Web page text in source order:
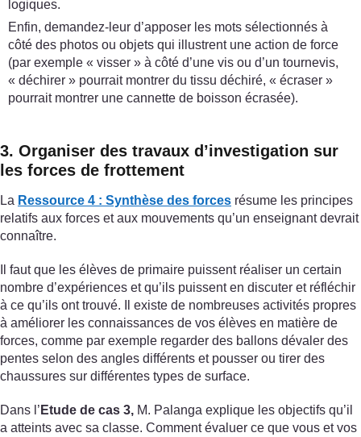
logiques.
Enfin, demandez-leur d’apposer les mots sélectionnés à
côté des photos ou objets qui illustrent une action de force
(par exemple « visser » à côté d’une vis ou d’un tournevis,
« déchirer » pourrait montrer du tissu déchiré, « écraser »
pourrait montrer une cannette de boisson écrasée).
3. Organiser des travaux d’investigation sur
les forces de frottement
La Ressource 4 : Synthèse des forces résume les principes
relatifs aux forces et aux mouvements qu’un enseignant devrait
connaître.
Il faut que les élèves de primaire puissent réaliser un certain
nombre d’expériences et qu’ils puissent en discuter et réfléchir
à ce qu’ils ont trouvé. Il existe de nombreuses activités propres
à améliorer les connaissances de vos élèves en matière de
forces, comme par exemple regarder des ballons dévaler des
pentes selon des angles différents et pousser ou tirer des
chaussures sur différentes types de surface.
Dans l’ Etude de cas 3, M. Palanga explique les objectifs qu’il
a atteints avec sa classe. Comment évaluer ce que vous et vos